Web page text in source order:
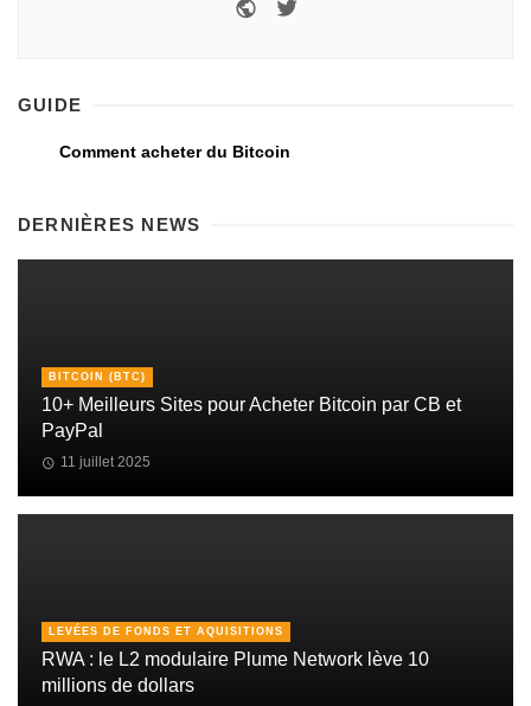
GUIDE
Comment acheter du Bitcoin
DERNIÈRES NEWS
BITCOIN (BTC)
10+ Meilleurs Sites pour Acheter Bitcoin par CB et
PayPal
11 juillet 2025
LEVÉES DE FONDS ET AQUISITIONS
RWA : le L2 modulaire Plume Network lève 10
millions de dollars